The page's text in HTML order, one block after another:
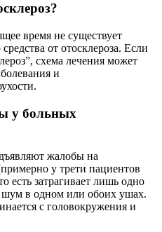
время не существует
от отосклероза. Если
схема лечения может
и
у больных
жалобы на
у трети пациентов
есть затрагивает лишь одно
в одном или обоих ушах.
с головокружения и